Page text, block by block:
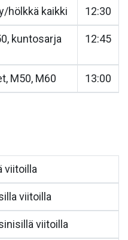
hölkkä kaikki 12:30
kuntosarja
12:45
M50, M60 13:00
viitoilla
viitoilla
viitoilla